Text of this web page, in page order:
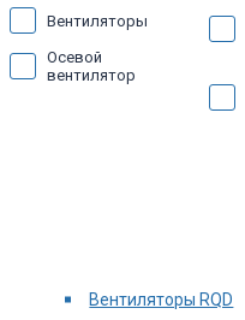
Вентиляторы
Осевой
вентилятор
Вентиляторы RQD